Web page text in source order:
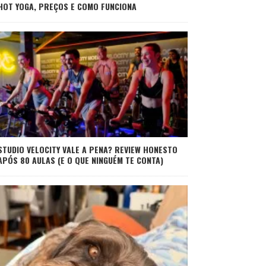
YOGA, PREÇOS E COMO FUNCIONA
VELOCITY VALE A PENA? REVIEW HONESTO
80 AULAS (E O QUE NINGUÉM TE CONTA)